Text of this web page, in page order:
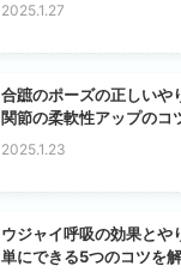
2025.1.27
合蹠のポーズの正しいや
関節の柔軟性アップのコ
2025.1.23
ウジャイ呼吸の効果とや
単にできる5つのコツを